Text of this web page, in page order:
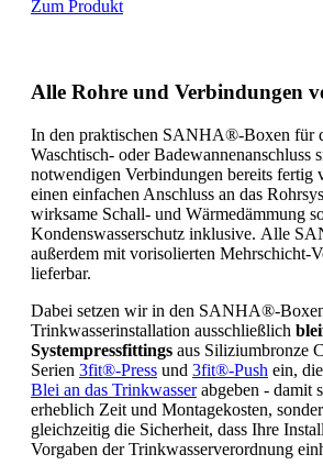
Zum Produkt
Alle Rohre und Verbindungen
In den praktischen SANHA®-Boxen für
Waschtisch- oder Badewannenanschluss
notwendigen Verbindungen bereits fertig
einen einfachen Anschluss an das
wirksame Schall- und Wärmedämmung
Kondenswasserschutz inklusive. Alle
außerdem mit vorisolierten Mehrschicht-
lieferbar.
Dabei setzen wir in den SANHA®-
Trinkwasserinstallation ausschließlich
Systempressfittings aus Siliziumbronze
Serien 3fit®-Press und 3fit®-Push ein,
Blei an das Trinkwasserabgeben - damit
erheblich Zeit und Montagekosten,
gleichzeitig die Sicherheit, dass Ihre
Vorgaben der Trinkwasserverordnung